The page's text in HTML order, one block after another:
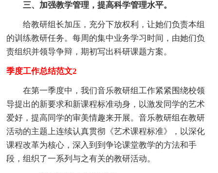
三、加强教学管理，提高科学管理水平。
给教研组长加压，充分下放权利，让她们负责本组
的训练教研任务。每周的集中业务学习时间，由她们负
责组织并领导争辩，期初写出科研课题方案。
季度工作总结范文2
在第一季度中，我们音乐教研组工作紧紧围绕校领
导提出的新要求和新课程标准动身，以激发同学的艺术
爱好，提高同学的审美情趣来开展。音乐教研组在教研
活动的主题上连续认真贯彻《艺术课程标准》，以深化
课程改革为核心，深入到到争论课堂教学的方法和手
段，组织了一系列与之有关的教研活动。